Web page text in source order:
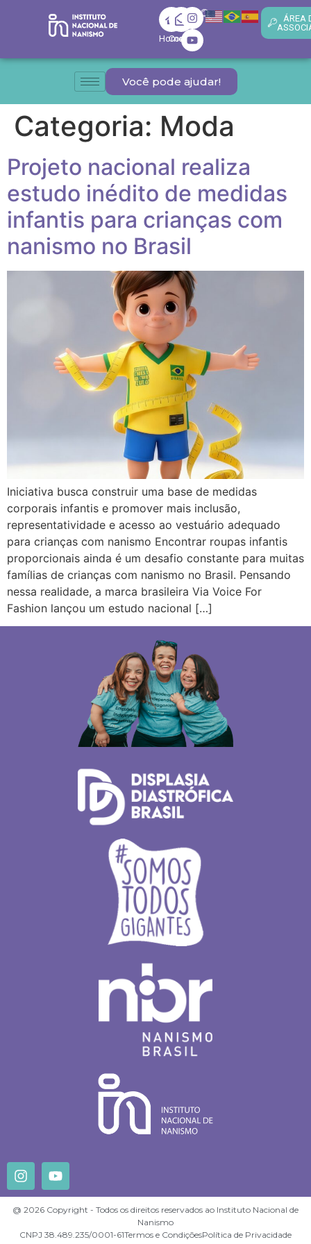
Home
Contato
ÁREA
Você pode ajudar!
Categoria: Moda
Projeto nacional realiza
estudo inédito de medidas
infantis para crianças com
nanismo no Brasil
Iniciativa busca construir uma base de medidas
corporais infantis e promover mais inclusão,
representatividade e acesso ao vestuário adequado
para crianças com nanismo Encontrar roupas infantis
proporcionais ainda é um desafio constante para muitas
famílias de crianças com nanismo no Brasil. Pensando
nessa realidade, a marca brasileira Via Voice For
Fashion lançou um estudo nacional […]
@ 2026 Copyright - Todos os direitos reservados ao Instituto Nacional de
Nanismo
CNPJ 38.489.235/0001-61Termos e CondiçõesPolítica de Privacidade